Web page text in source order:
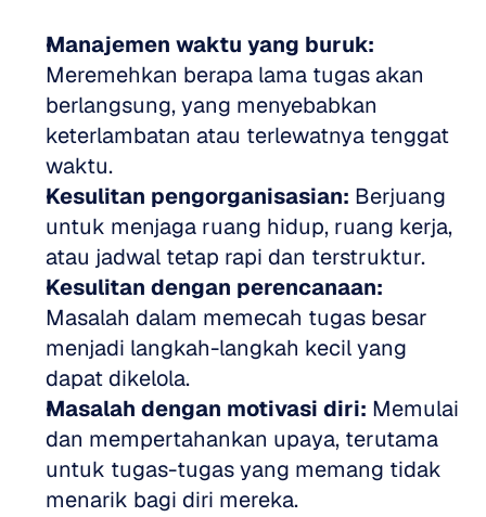
Manajemen waktu yang buruk:
Meremehkan berapa lama tugas akan
berlangsung, yang menyebabkan
keterlambatan atau terlewatnya tenggat
waktu.
Kesulitan pengorganisasian: Berjuang
untuk menjaga ruang hidup, ruang kerja,
atau jadwal tetap rapi dan terstruktur.
Kesulitan dengan perencanaan:
Masalah dalam memecah tugas besar
menjadi langkah-langkah kecil yang
dapat dikelola.
Masalah dengan motivasi diri: Memulai
dan mempertahankan upaya, terutama
untuk tugas-tugas yang memang tidak
menarik bagi diri mereka.